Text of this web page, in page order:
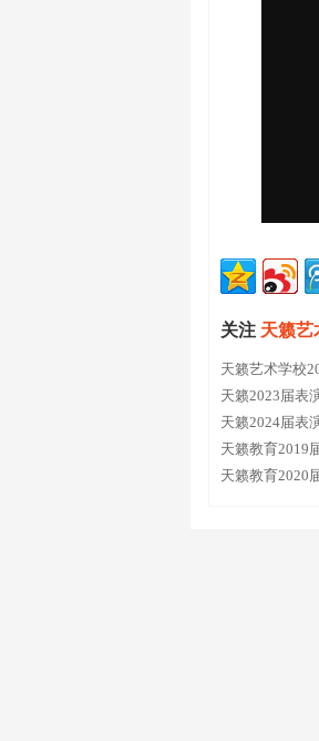
关注 天籁艺
天籁艺术学校
天籁2023届表
天籁2024届表
天籁教育2019
天籁教育2020